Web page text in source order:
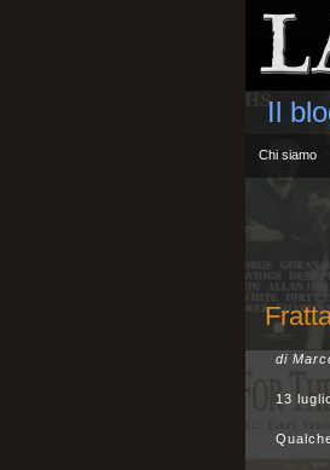
Il
Chi siamo
di
13